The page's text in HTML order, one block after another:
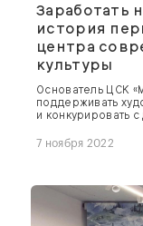
Заработать
история
центра
культуры
Основатель ЦСК
поддерживать
и конкурировать
7 ноября 2022